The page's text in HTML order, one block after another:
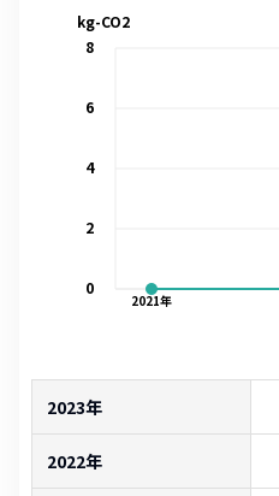
2021年
0
2
4
6
8
kg-CO2
2023年
2022年